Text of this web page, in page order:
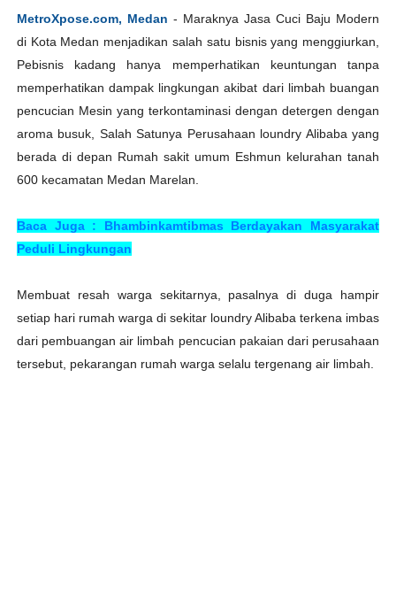
MetroXpose.com, Medan - Maraknya Jasa Cuci Baju Modern
di Kota Medan menjadikan salah satu bisnis yang menggiurkan,
Pebisnis kadang hanya memperhatikan keuntungan tanpa
memperhatikan dampak lingkungan akibat dari limbah buangan
pencucian Mesin yang terkontaminasi dengan detergen dengan
aroma busuk, Salah Satunya Perusahaan loundry Alibaba yang
berada di depan Rumah sakit umum Eshmun kelurahan tanah
600 kecamatan Medan Marelan.
Baca Juga : Bhambinkamtibmas Berdayakan Masyarakat
Peduli Lingkungan
Membuat resah warga sekitarnya, pasalnya di duga hampir
setiap hari rumah warga di sekitar loundry Alibaba terkena imbas
dari pembuangan air limbah pencucian pakaian dari perusahaan
tersebut, pekarangan rumah warga selalu tergenang air limbah.